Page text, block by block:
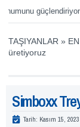
güçlendiriyor|
TAŞIYANLAR »
üretiyoruz
Simboxx
Tarih: Kasım 15, 2023